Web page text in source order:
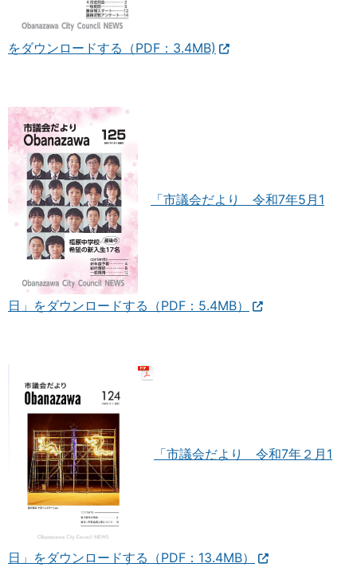
をダウンロードする（PDF：3.4MB)
「市議会だより 令和7年5月1
日」をダウンロードする（PDF：5.4MB）
「市議会だより 令和7年２月1
日」をダウンロードする（PDF：13.4MB）